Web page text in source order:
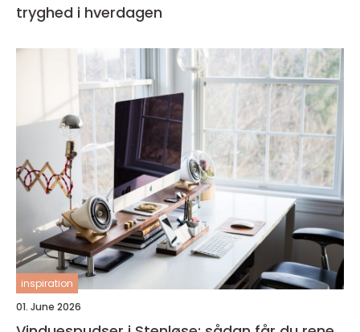
tryghed i hverdagen
inspiration
01. June 2026